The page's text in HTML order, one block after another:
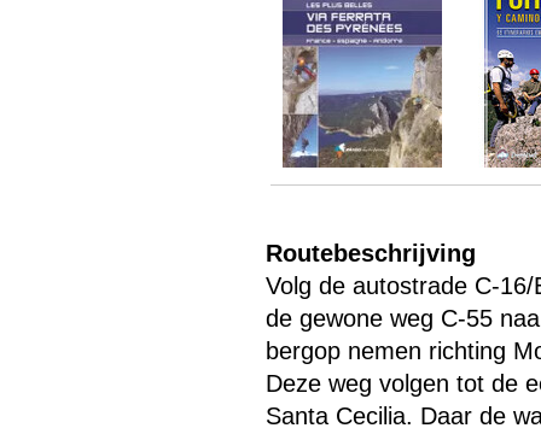
Routebeschrijving
Volg de autostrade C-
de gewone weg C-55
bergop nemen richting
Deze weg volgen tot de
Santa Cecilia. Daar de